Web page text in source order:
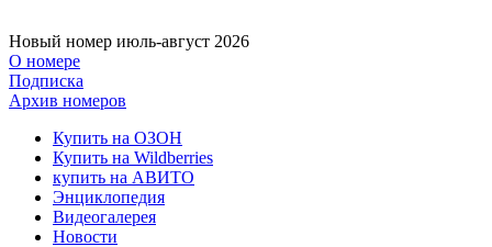
Новый номер июль-август 2026
О номере
Подписка
Архив номеров
Купить на ОЗОН
Купить на Wildberries
купить на АВИТО
Энциклопедия
Видеогалерея
Новости